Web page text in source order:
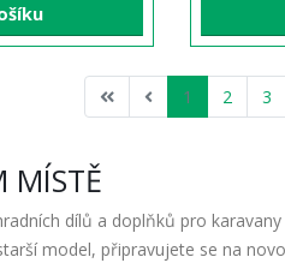
1 2 3
MÍSTĚ
dílů a doplňků pro
model, připravujete se na